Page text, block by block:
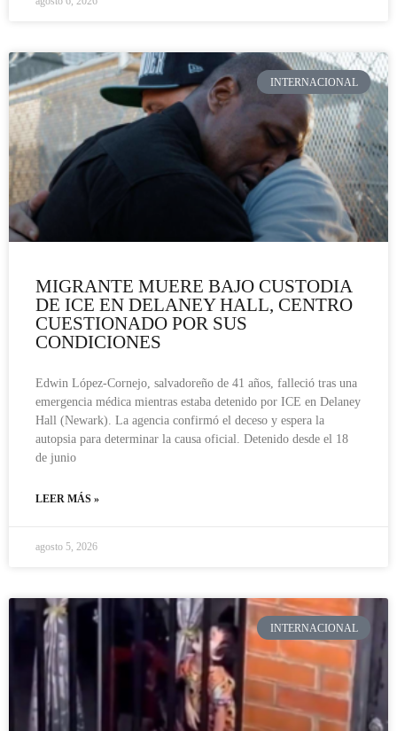
INTERNACIONAL
MIGRANTE MUERE BAJO CUSTODIA
DE ICE EN DELANEY HALL, CENTRO
CUESTIONADO POR SUS
CONDICIONES
Edwin López-Cornejo, salvadoreño de 41 años, falleció tras una
emergencia médica mientras estaba detenido por ICE en Delaney
Hall (Newark). La agencia confirmó el deceso y espera la
autopsia para determinar la causa oficial. Detenido desde el 18
de junio
LEER MÁS »
agosto 5, 2026
INTERNACIONAL